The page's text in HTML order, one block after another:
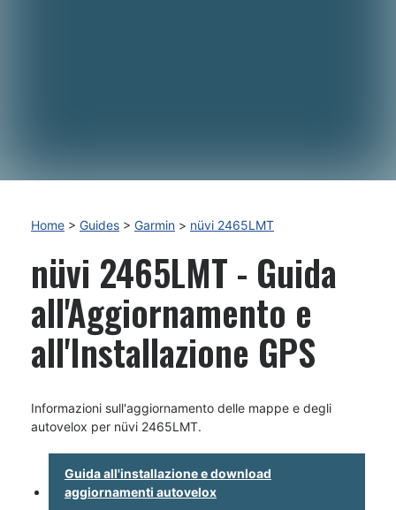
Home > Guides > Garmin > nüvi 2465LMT
nüvi 2465LMT - Guida
all'Aggiornamento e
all'Installazione GPS
Informazioni sull'aggiornamento delle mappe e degli
autovelox per nüvi 2465LMT.
Guida all'installazione e download
aggiornamenti autovelox